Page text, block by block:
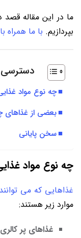
ما در این مقاله
بپردازیم. با ما همراه
چه نوع مواد
بعضی از غذاهای
سخن پایانی
چه نوع مواد
غذاهایی که می
موارد زیر هستند:
غذاهای پر